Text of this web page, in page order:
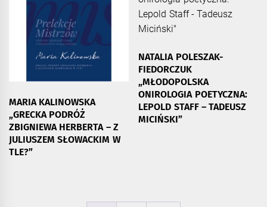
MARIA KALINOWSKA
„GRECKA PODRÓŻ
ZBIGNIEWA HERBERTA – Z
JULIUSZEM SŁOWACKIM W
TLE?”
NATALIA POLESZAK-
FIEDORCZUK
„MŁODOPOLSKA
ONIROLOGIA POETYCZNA:
LEPOLD STAFF – TADEUSZ
MICIŃSKI”